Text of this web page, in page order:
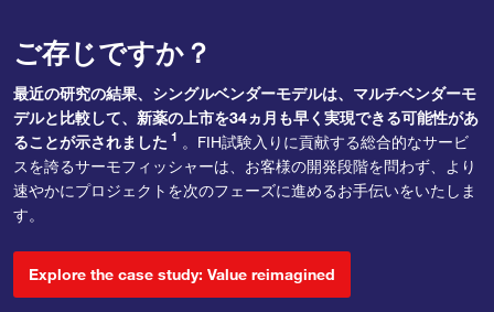
ご存じですか？
最近の研究の結果、シングルベンダーモデルは、マルチベンダーモ
デルと比較して、新薬の上市を34ヵ月も早く実現できる可能性があ
ることが示されました 1 。FIH試験入りに貢献する総合的なサービ
スを誇るサーモフィッシャーは、お客様の開発段階を問わず、より
速やかにプロジェクトを次のフェーズに進めるお手伝いをいたしま
す。
Explore the case study: Value reimagined